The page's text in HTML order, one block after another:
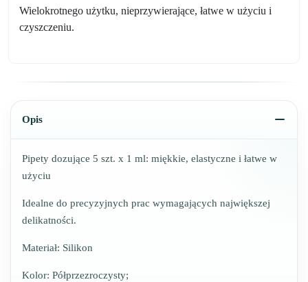
Wielokrotnego użytku, nieprzywierające, łatwe w użyciu i
czyszczeniu.
Opis
Pipety dozujące 5 szt. x 1 ml: miękkie, elastyczne i łatwe w
użyciu
Idealne do precyzyjnych prac wymagających największej
delikatności.
Materiał: Silikon
Kolor: Półprzezroczysty;